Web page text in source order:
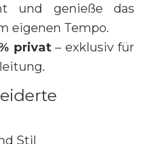
und genieße das
eigenen Tempo.
privat– exklusiv für
Stil